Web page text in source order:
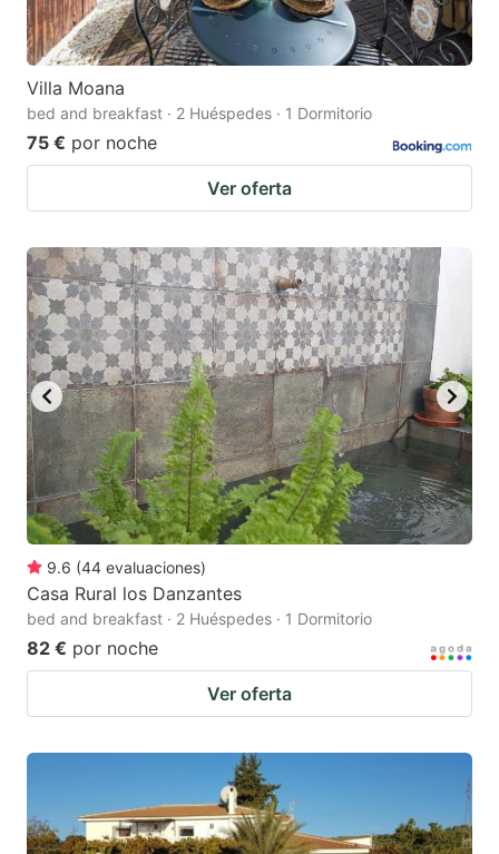
Villa Moana
bed and breakfast · 2 Huéspedes · 1 Dormitorio
75 € por noche
Ver oferta
9.6 (44 evaluaciones)
Casa Rural los Danzantes
bed and breakfast · 2 Huéspedes · 1 Dormitorio
82 € por noche
Ver oferta